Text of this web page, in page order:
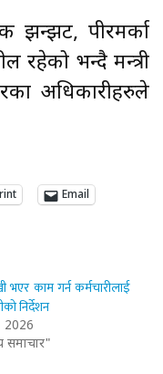
झन्झट, पीरमर्का
रहेको भन्दै मन्त्री
अधिकारीहरुले
Email
भएर काम गर्न कर्मचारीलाई
निर्देशन
2026